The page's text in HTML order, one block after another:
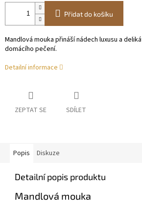
Přidat do košíku
Mandlová mouka přináší nádech luxusu a
domácího pečení.
Detailní informace
ZEPTAT SE SDÍLET
Popis Diskuze
Detailní popis produktu
Mandlová mouka